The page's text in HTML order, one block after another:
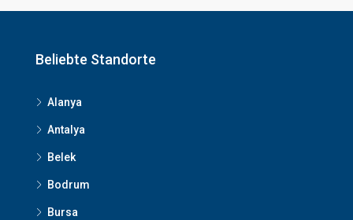
Beliebte Standorte
Alanya
Antalya
Belek
Bodrum
Bursa